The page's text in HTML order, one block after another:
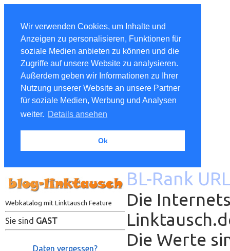
Wir verwenden Cookies, um Inhalte und
Anzeigen zu personalisieren, Funktionen für
soziale Medien anbieten zu können und die
Zugriffe auf unsere Website zu analysieren.
Außerdem geben wir Informationen zu Ihrer
Nutzung unserer Website an unsere Partner
für soziale Medien, Werbung und Analysen
weiter. Details ansehen
Ok
Webkatalog mit Linktausch Feature
Sie sind GAST
Daten vergessen?
BL-Rank
Die
Die Werte